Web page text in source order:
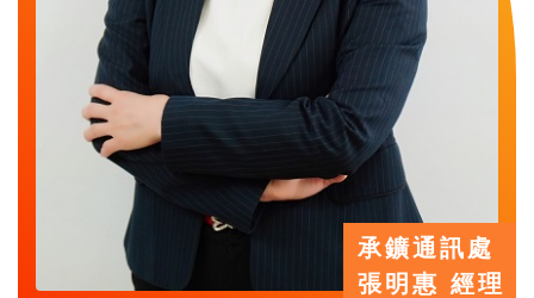
承鑛通訊處
張明惠 經理